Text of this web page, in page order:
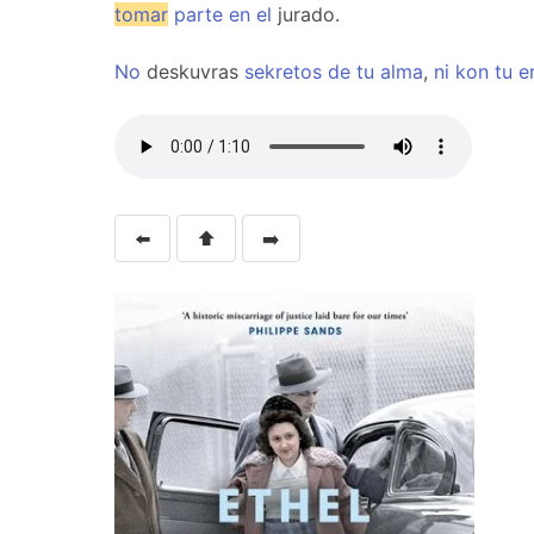
tomar parte en el jurado.
No deskuvras sekretos de tu alma, ni kon tu
⬅️ ⬆️ ➡️